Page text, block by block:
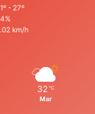
- 27º
km/h
32 ℃
Mar